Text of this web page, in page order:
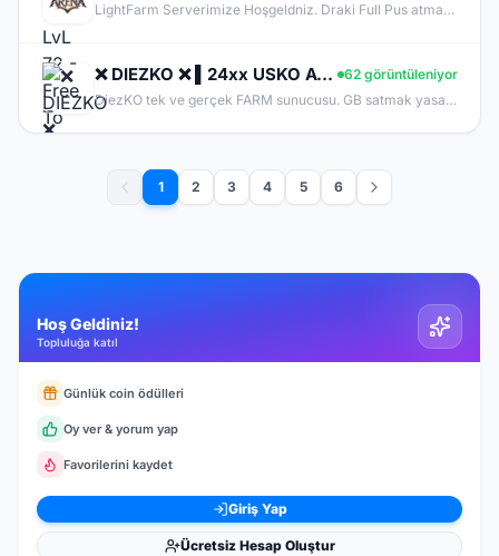
LightFarm Serverimize Hoşgeldniz. Draki Full Pus atmaktadir Vip Paket Dahil. Talisman Aktiftr Usko Gibi Drakiden Materyal ile Yapılmaktadir.
❌ DIEZKO ❌ ▌24xx USKO Ayarında ▌GB ve İtem Satmak Yasak! ▌Trina Switch Pre Yok! ▌Beta bu Cuma
62 görüntüleniyor
DiezKO tek ve gerçek FARM sunucusu. GB satmak yasak, PUS'ta avantaj sağlayan itemler yok. Trina , Shadow Piece ve Karivdis gibi eşyalar yok, Switch PRE ve türevleri yok. Sadece EMEK ve PK var.
1 2 3 4 5 6
Hoş Geldiniz!
Topluluğa katıl
Günlük coin ödülleri
Oy ver & yorum yap
Favorilerini kaydet
Giriş Yap
Ücretsiz Hesap Oluştur